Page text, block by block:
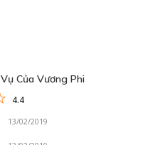
Của Vương Phi
4.4
13/02/2019